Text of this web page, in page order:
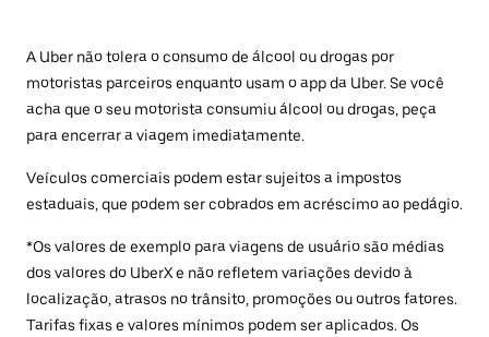
A Uber não tolera o consumo de álcool ou drogas por
motoristas parceiros enquanto usam o app da Uber. Se você
acha que o seu motorista consumiu álcool ou drogas, peça
para encerrar a viagem imediatamente.
Veículos comerciais podem estar sujeitos a impostos
estaduais, que podem ser cobrados em acréscimo ao pedágio.
*Os valores de exemplo para viagens de usuário são médias
dos valores do UberX e não refletem variações devido à
localização, atrasos no trânsito, promoções ou outros fatores.
Tarifas fixas e valores mínimos podem ser aplicados. Os